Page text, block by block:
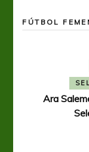
FÚTBOL
Ara